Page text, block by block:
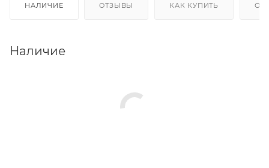
НАЛИЧИЕ ОТЗЫВЫ КАК КУПИТЬ
Наличие